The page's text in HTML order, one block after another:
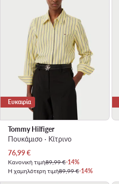
Ευκαιρία
Tommy Hilfiger
Πουκάμισο · Κίτρινο
Τρέχουσα τιμή
76,99€
Κανονική τιμή89,99 €-14%
Η χαμηλότερη τιμή89,99 €-14%